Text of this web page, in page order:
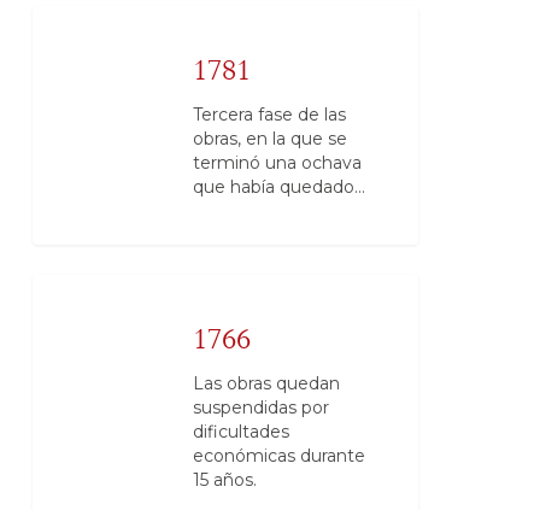
1781
Tercera fase de las
obras, en la que se
terminó una ochava
que había quedado…
1766
Las obras quedan
suspendidas por
dificultades
económicas durante
15 años.